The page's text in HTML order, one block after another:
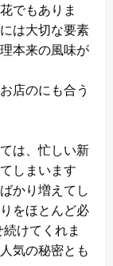
でもありま
は大切な要素
本来の風味が
店のにも合う
は、忙しい新
しまいます
かり増えてし
をほとんど必
けてくれま
気の秘密とも